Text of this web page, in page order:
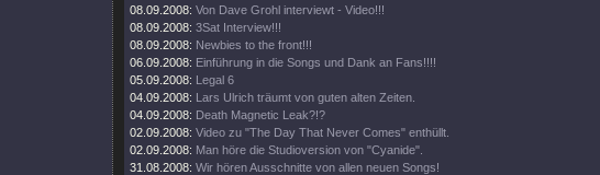
08.09.2008: Von Dave Grohl interviewt - Video!!!
08.09.2008: 3Sat Interview!!!
08.09.2008: Newbies to the front!!!
06.09.2008: Einführung in die Songs und Dank an Fans!!!!
05.09.2008: Legal 6
04.09.2008: Lars Ulrich träumt von guten alten Zeiten.
04.09.2008: Death Magnetic Leak?!?
02.09.2008: Video zu "The Day That Never Comes" enthüllt.
02.09.2008: Man höre die Studioversion von "Cyanide".
31.08.2008: Wir hören Ausschnitte von allen neuen Songs!